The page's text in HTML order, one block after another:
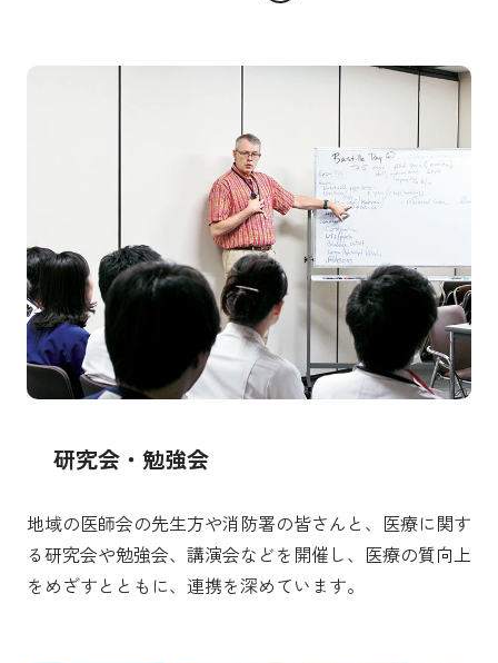
研究会・勉強会
地域の医師会の先生方や消防署の皆さんと、医療に関す
る研究会や勉強会、講演会などを開催し、医療の質向上
をめざすとともに、連携を深めています。